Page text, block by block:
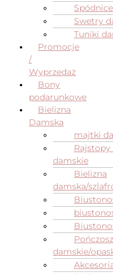
Swetry
Tuniki
Promocje
/
Wyprzedaż
Bony
podarunkowe
Bielizna
Damska
majtki
damskie
Bielizna
damska/
damskie/